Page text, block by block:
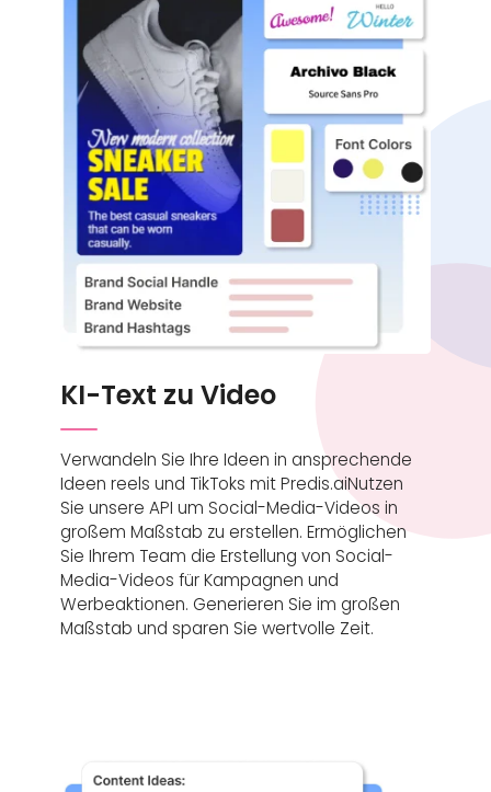
KI-Text zu Video
Verwandeln Sie Ihre Ideen in ansprechende
Ideen reels und TikToks mit Predis.aiNutzen
Sie unsere API um Social-Media-Videos in
großem Maßstab zu erstellen. Ermöglichen
Sie Ihrem Team die Erstellung von Social-
Media-Videos für Kampagnen und
Werbeaktionen. Generieren Sie im großen
Maßstab und sparen Sie wertvolle Zeit.